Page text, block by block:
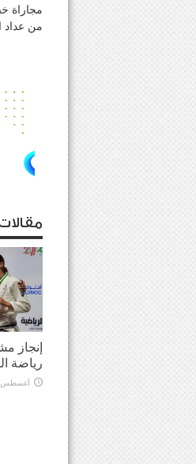
مجاراة
من عداد
إنجاز
رياضة
أغسطس 7,